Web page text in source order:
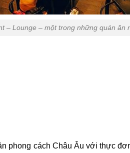
– Lounge – một trong những quán ăn
phong cách Châu Âu với thực